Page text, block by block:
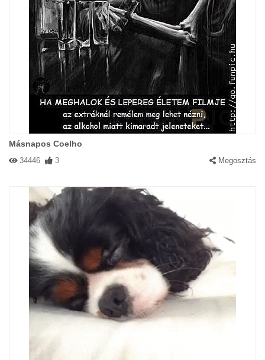
Másnapos Coelho
34446 3 Megosztás